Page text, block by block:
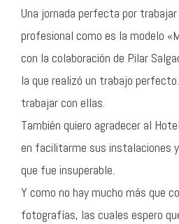
Una jornada perfecta por
profesional como es la modelo
con la colaboración de Pilar
la que realizó un trabajo
trabajar con ellas.
También quiero agradecer al
en facilitarme sus instalaciones
que fue insuperable.
Y como no hay mucho más que
fotografías, las cuales espero